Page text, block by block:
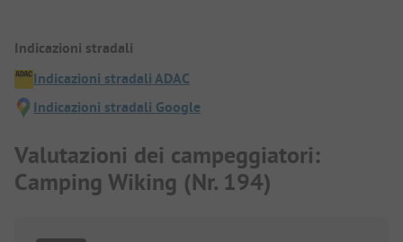
Indicazioni stradali
Indicazioni stradali ADAC
Indicazioni stradali Google
Valutazioni dei campeggiatori:
Camping Wiking (Nr. 194)